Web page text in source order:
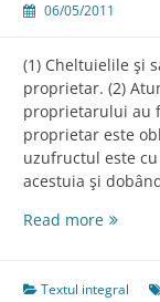
06/05/2011
(1) Cheltuielile şi
proprietar. (2)
proprietarului au
proprietar este
uzufructul este
acestuia şi
Read moreArt.
Textul integral